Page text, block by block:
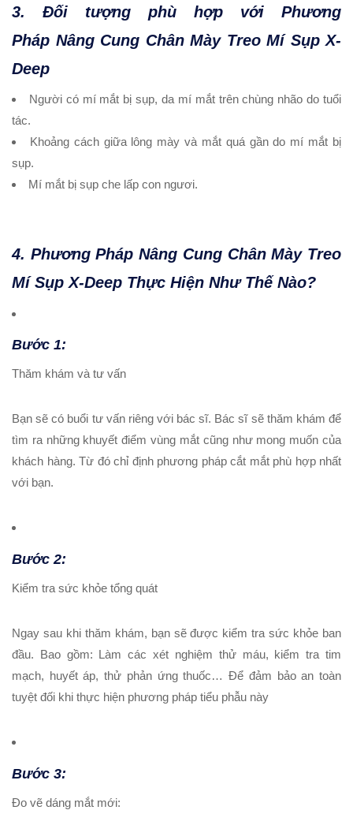
3. Đối tượng phù hợp với Phương
Pháp Nâng Cung Chân Mày Treo Mí Sụp X-
Deep
Người có mí mắt bị sụp, da mí mắt trên chùng nhão do tuổi
tác.
Khoảng cách giữa lông mày và mắt quá gần do mí mắt bị
sụp.
Mí mắt bị sụp che lấp con ngươi.
4. Phương Pháp Nâng Cung Chân Mày Treo
Mí Sụp X-Deep Thực Hiện Như Thế Nào?
Bước 1:
Thăm khám và tư vấn
Bạn sẽ có buổi tư vấn riêng với bác sĩ. Bác sĩ sẽ thăm khám để
tìm ra những khuyết điểm vùng mắt cũng như mong muốn của
khách hàng. Từ đó chỉ định phương pháp cắt mắt phù hợp nhất
với bạn.
Bước 2:
Kiểm tra sức khỏe tổng quát
Ngay sau khi thăm khám, bạn sẽ được kiểm tra sức khỏe ban
đầu. Bao gồm: Làm các xét nghiệm thử máu, kiểm tra tim
mạch, huyết áp, thử phản ứng thuốc… Để đảm bảo an toàn
tuyệt đối khi thực hiện phương pháp tiểu phẫu này
Bước 3:
Đo vẽ dáng mắt mới: